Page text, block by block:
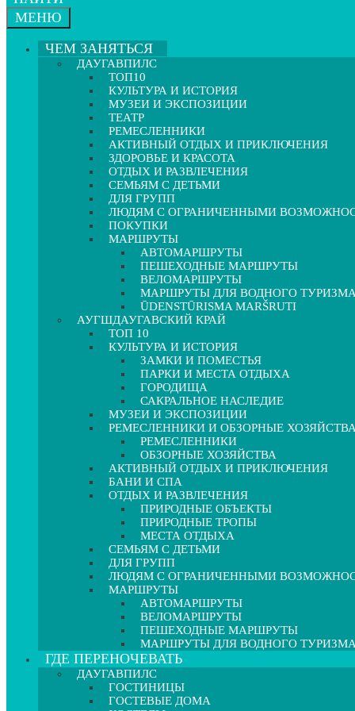
МЕНЮ
ЧЕМ ЗАНЯТЬСЯ
ДАУГАВПИЛС
ТОП10
КУЛЬТУРА И ИСТОРИЯ
МУЗЕИ И ЭКСПОЗИЦИИ
ТЕАТР
РЕМЕСЛЕННИКИ
АКТИВНЫЙ ОТДЫХ И ПРИКЛЮЧЕНИЯ
ЗДОРОВЬЕ И КРАСОТА
ОТДЫХ И РАЗВЛЕЧЕНИЯ
СЕМЬЯМ С ДЕТЬМИ
ДЛЯ ГРУПП
ЛЮДЯМ С ОГРАНИЧЕННЫМИ
ПОКУПКИ
МАРШРУТЫ
АВТОМАРШРУТЫ
ПЕШЕХОДНЫЕ МАРШРУТЫ
ВЕЛОМАРШРУТЫ
МАРШРУТЫ ДЛЯ ВОДНОГО ТУРИЗМА
ŪDENSTŪRISMA MARŠRUTI
АУГШДАУГАВСКИЙ КРАЙ
ТОП 10
КУЛЬТУРА И ИСТОРИЯ
ЗАМКИ И ПОМЕСТЬЯ
ПАРКИ И МЕСТА ОТДЫХА
ГОРОДИЩА
САКРАЛЬНОЕ НАСЛЕДИЕ
МУЗЕИ И ЭКСПОЗИЦИИ
РЕМЕСЛЕННИКИ И ОБЗОРНЫЕ ХОЗЯЙСТВА
РЕМЕСЛЕННИКИ
ОБЗОРНЫЕ ХОЗЯЙСТВА
АКТИВНЫЙ ОТДЫХ И ПРИКЛЮЧЕНИЯ
БАНИ И СПА
ОТДЫХ И РАЗВЛЕЧЕНИЯ
ПРИРОДНЫЕ ОБЪЕКТЫ
ПРИРОДНЫЕ ТРОПЫ
МЕСТА ОТДЫХА
СЕМЬЯМ С ДЕТЬМИ
ДЛЯ ГРУПП
ЛЮДЯМ С ОГРАНИЧЕННЫМИ
МАРШРУТЫ
АВТОМАРШРУТЫ
ВЕЛОМАРШРУТЫ
ПЕШЕХОДНЫЕ МАРШРУТЫ
МАРШРУТЫ ДЛЯ ВОДНОГО ТУРИЗМА
ГДЕ ПЕРЕНОЧЕВАТЬ
ДАУГАВПИЛС
ГОСТИНИЦЫ
ГОСТЕВЫЕ ДОМА